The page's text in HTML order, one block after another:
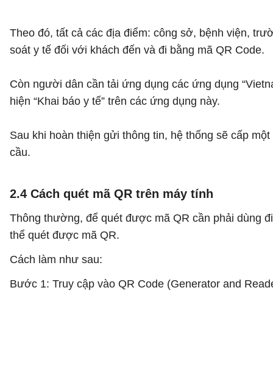
Theo đó, tất cả các địa điểm: công sở, bệnh viện,
soát y tế đối với khách đến và đi bằng mã QR Code.
Còn người dân cần tải ứng dụng các ứng dụng
hiện “Khai báo y tế” trên các ứng dụng này.
Sau khi hoàn thiện gửi thông tin, hệ thống sẽ cấp
cầu.
2.4 Cách quét mã QR trên máy tính
Thông thường, để quét được mã QR cần phải dùng
thể quét được mã QR.
Cách làm như sau:
Bước 1: Truy cập vào QR Code (Generator and